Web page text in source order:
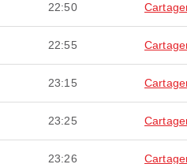
22:50
22:55
23:15
23:25
23:26